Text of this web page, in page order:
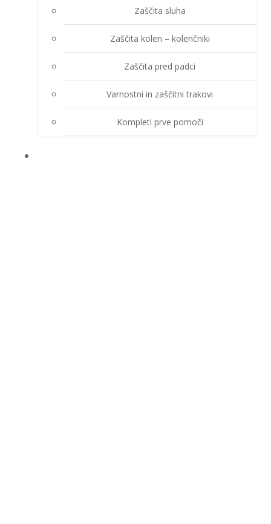
Zaščita sluha
Zaščita kolen – kolenčniki
Zaščita pred padci
Varnostni in zaščitni trakovi
Kompleti prve pomoči